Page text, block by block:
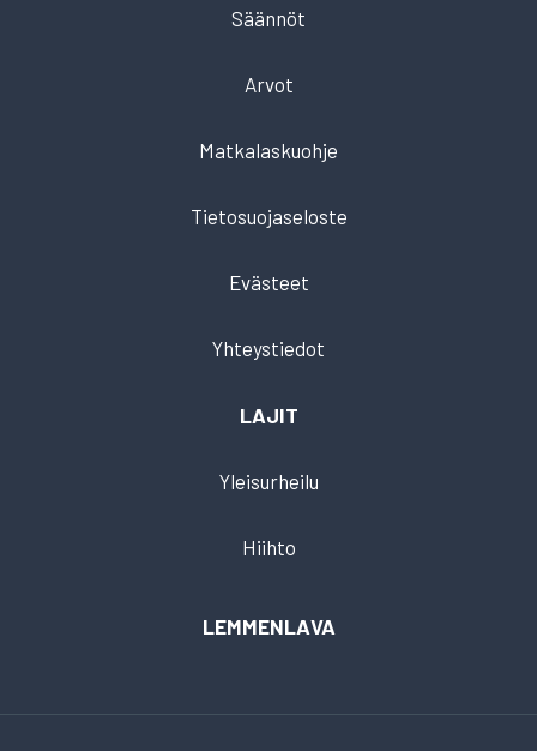
Säännöt
Arvot
Matkalaskuohje
Tietosuojaseloste
Evästeet
Yhteystiedot
LAJIT
Yleisurheilu
Hiihto
LEMMENLAVA